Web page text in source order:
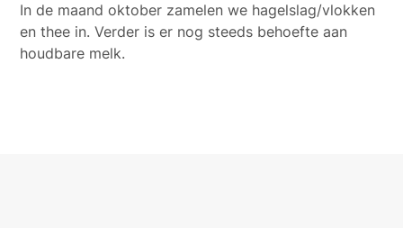
In de maand oktober zamelen we hagelslag/vlokken
en thee in. Verder is er nog steeds behoefte aan
houdbare melk.